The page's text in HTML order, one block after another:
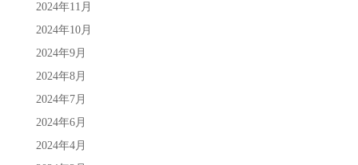
2024年11月
2024年10月
2024年9月
2024年8月
2024年7月
2024年6月
2024年4月